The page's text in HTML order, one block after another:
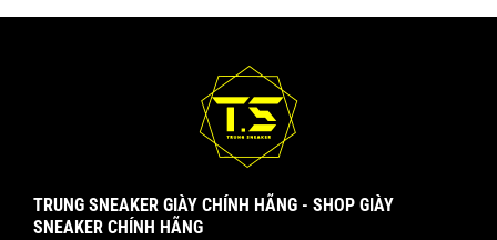
TRUNG SNEAKER GIÀY CHÍNH HÃNG - SHOP GIÀY
SNEAKER CHÍNH HÃNG